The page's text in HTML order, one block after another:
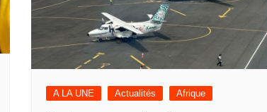
A LA UNE Actualités Afrique